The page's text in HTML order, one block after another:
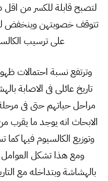
لتصبح قابلة للكسر من
تتوقف خصوبتهن وينخفض
على ترسيب
وترتفع نسبة احتمالات
تاريخ عائلى فى الاصابة
مراحل حياتهم حتى فى
وتوزيع الكالسيوم فيها
بالهشاشة وبتداخله مع